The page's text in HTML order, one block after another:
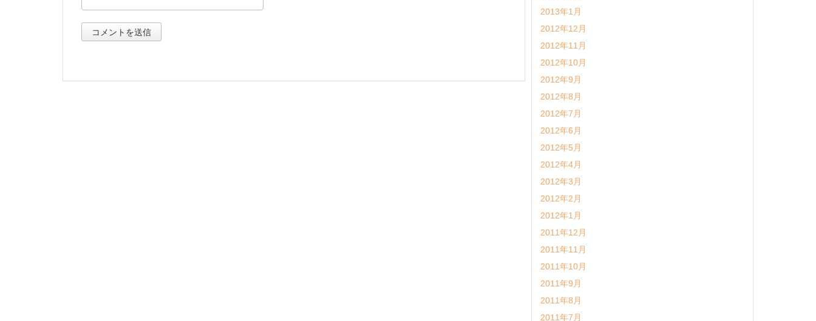
2013年1月
2012年12月
2012年11月
2012年10月
2012年9月
2012年8月
2012年7月
2012年6月
2012年5月
2012年4月
2012年3月
2012年2月
2012年1月
2011年12月
2011年11月
2011年10月
2011年9月
2011年8月
2011年7月